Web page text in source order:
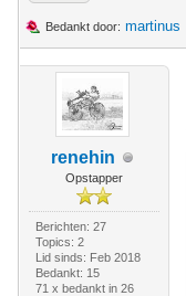
Bedankt door: martinus
renehin
Opstapper
Berichten: 27
Topics: 2
Lid sinds: Feb 2018
Bedankt: 15
71 x bedankt in 26